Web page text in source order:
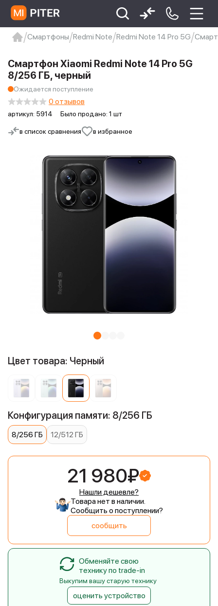
Xiaomi 9 про
xiaomi redmi 12c
Смартфоны Redmi Note Redmi Note 14 Pro 5G
в список сравнения в избранное
Смартфон Xiaomi Redmi Note 14 Pro 5G
8/256 ГБ, черный
Ожидается поступление
артикул: 5914 Было продано: 1 шт
0 отзывов
Цвет товара: Черный
Конфигурация памяти: 8/256 ГБ
8/256 ГБ 12/512 ГБ
21 980₽
Нашли дешевле?
Товара нет в наличии.
Сообщить о поступлении?
сообщить
Обменяйте свою
технику по trade-in
Выкупим вашу старую технику
оценить устройство